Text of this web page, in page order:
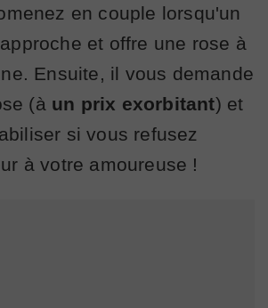
en couple lorsqu'un
et offre une rose à
Ensuite, il vous demande
(à un prix exorbitant) et
si vous refusez
à votre amoureuse !